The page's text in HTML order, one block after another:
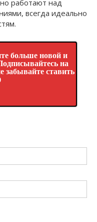
работают над
всегда идеально
больше новой и
на
забывайте ставить